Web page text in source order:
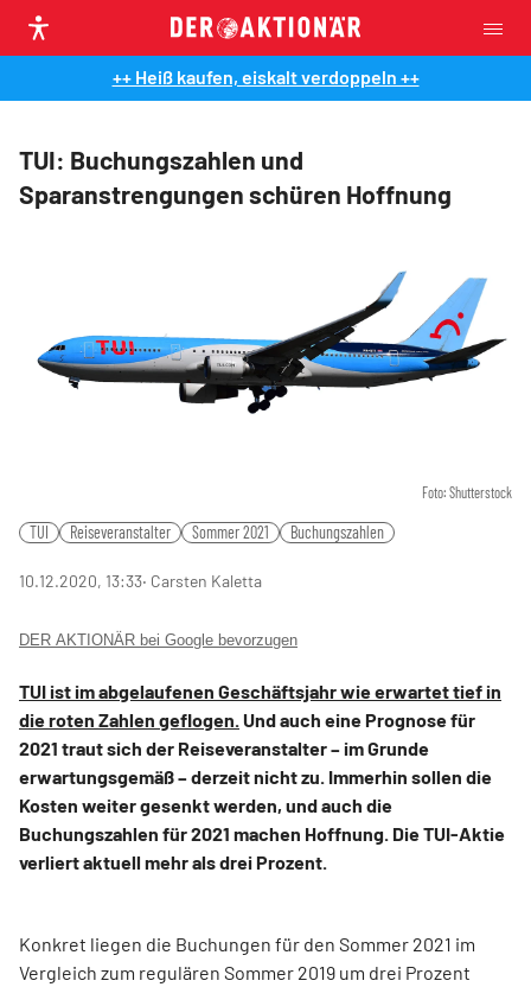
++ Heiß kaufen, eiskalt verdoppeln ++
TUI: Buchungszahlen und
Sparanstrengungen schüren Hoffnung
Foto: Shutterstock
TUI Reiseveranstalter Sommer 2021 Buchungszahlen
10.12.2020, 13:33‧ Carsten Kaletta
DER AKTIONÄR bei Google bevorzugen
TUI ist im abgelaufenen Geschäftsjahr wie erwartet tief in
die roten Zahlen geflogen.Und auch eine Prognose für
2021 traut sich der Reiseveranstalter – im Grunde
erwartungsgemäß – derzeit nicht zu. Immerhin sollen die
Kosten weiter gesenkt werden, und auch die
Buchungszahlen für 2021 machen Hoffnung. Die TUI-Aktie
verliert aktuell mehr als drei Prozent.
Konkret liegen die Buchungen für den Sommer 2021 im
Vergleich zum regulären Sommer 2019 um drei Prozent